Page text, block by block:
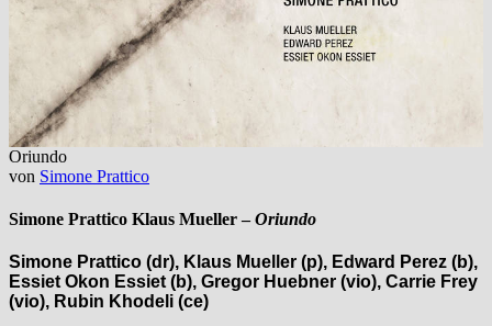
Oriundo
von Simone Prattico
Simone Prattico Klaus Mueller –Oriundo
Simone Prattico (dr), Klaus Mueller (p), Edward Perez (b),
Essiet Okon Essiet (b), Gregor Huebner (vio), Carrie Frey
(vio), Rubin Khodeli (ce)